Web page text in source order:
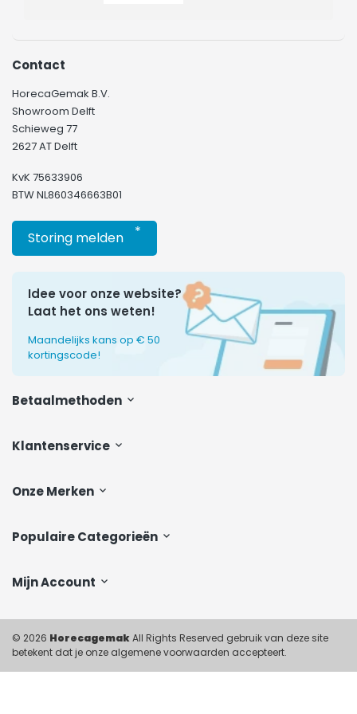
Klantenservice
Onze Merken
Populaire Categorieën
Mijn Account
Contact
HorecaGemak B.V.
Showroom Delft
Schieweg 77
2627 AT Delft
KvK 75633906
BTW NL860346663B01
Storing melden *
Idee voor onze website?
Laat het ons weten!
Maandelijks kans op € 50
kortingscode!
Betaalmethoden
© 2026 HorecagemakAll Rights Reserved gebruik van deze site
betekent dat je onze algemene voorwaarden accepteert.